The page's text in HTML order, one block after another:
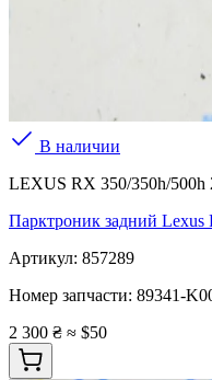
В наличии
LEXUS RX 350/350h/500h
Парктроник задний Lexus
Артикул: 857289
Номер запчасти: 89341-
2 300 ₴ ≈ $50